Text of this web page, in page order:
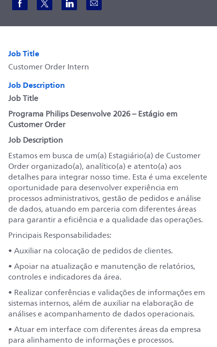
Job Title
Customer Order Intern
Job Description
Job Title
Programa Philips Desenvolve 2026 – Estágio em
Customer Order
Job Description
Estamos em busca de um(a) Estagiário(a) de Customer
Order organizado(a), analítico(a) e atento(a) aos
detalhes para integrar nosso time. Esta é uma excelente
oportunidade para desenvolver experiência em
processos administrativos, gestão de pedidos e análise
de dados, atuando em parceria com diferentes áreas
para garantir a eficiência e a qualidade das operações.
Principais Responsabilidades:
• Auxiliar na colocação de pedidos de clientes.
• Apoiar na atualização e manutenção de relatórios,
controles e indicadores da área.
• Realizar conferências e validações de informações em
sistemas internos, além de auxiliar na elaboração de
análises e acompanhamento de dados operacionais.
• Atuar em interface com diferentes áreas da empresa
para alinhamento de informações e processos.